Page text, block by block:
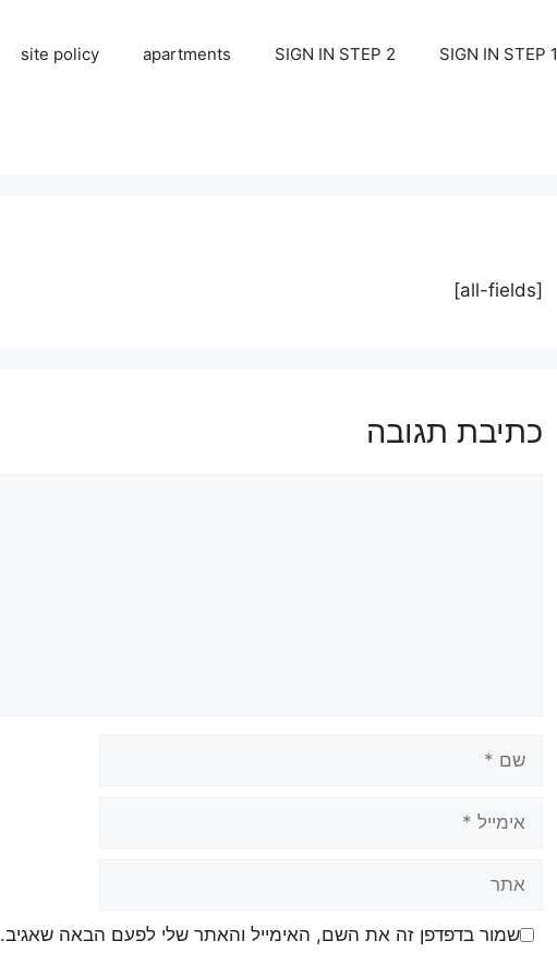
SIGN IN STEP 1
SIGN IN STEP 2
apartments
site policy
[all-fields]
כתיבת תגובה
שמור בדפדפן זה את השם, האימייל והאתר שלי לפעם הבאה שאגיב.